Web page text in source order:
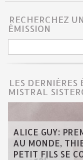
RECHERCHEZ
ÉMISSION
LES DERNIÈRES
MISTRAL
ALICE GUY:
AU MONDE,
PETIT FILS SE